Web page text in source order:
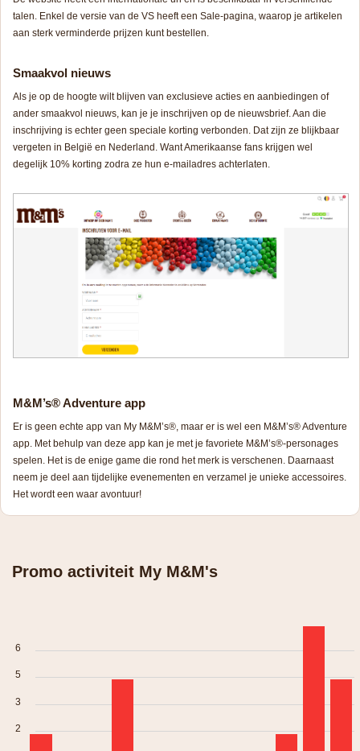
talen. Enkel de versie van de VS heeft een Sale-pagina, waarop je artikelen
aan sterk verminderde prijzen kunt bestellen.
Smaakvol nieuws
Als je op de hoogte wilt blijven van exclusieve acties en aanbiedingen of
ander smaakvol nieuws, kan je je inschrijven op de nieuwsbrief. Aan die
inschrijving is echter geen speciale korting verbonden. Dat zijn ze blijkbaar
vergeten in België en Nederland. Want Amerikaanse fans krijgen wel
degelijk 10% korting zodra ze hun e-mailadres achterlaten.
M&M’s®Adventure app
Er is geen echte app van My M&M’s®, maar er is wel een M&M’s® Adventure
app. Met behulp van deze app kan je met je favoriete M&M’s®-personages
spelen. Het is de enige game die rond het merk is verschenen. Daarnaast
neem je deel aan tijdelijke evenementen en verzamel je unieke accessoires.
Het wordt een waar avontuur!
Promo activiteit My M&M's
6
5
3
2